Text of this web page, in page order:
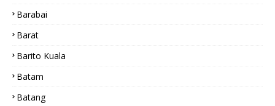
Barabai
Barat
Barito Kuala
Batam
Batang